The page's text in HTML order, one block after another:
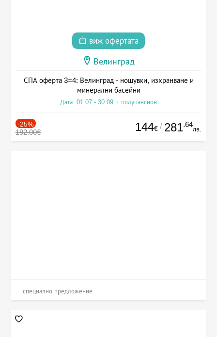
виж офертата
Велинград
СПА оферта 3=4: Велинград - нощувки, изхранване и
минерални басейни
Дата: 01.07 - 30.09 + полупансион
-25%
192.00€ 144€ / 281.64
лв.
специално предложение